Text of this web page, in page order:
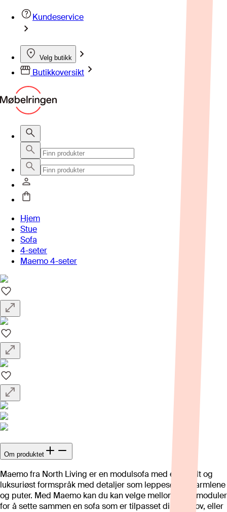
Kundeservice
Velg butikk
Butikkoversikt
Hjem
Stue
Sofa
4-seter
Maemo 4-seter
Om produktet
Maemo fra North Living er en modulsofa med et enkelt og
luksuriøst formspråk med detaljer som leppesøm på armlene
og puter. Med Maemo kan du kan velge mellom ulike moduler
for å sette sammen en sofa som er tilpasset dine behov, eller